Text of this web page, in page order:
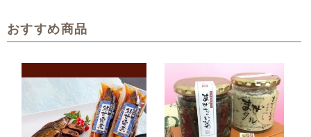
おすすめ商品